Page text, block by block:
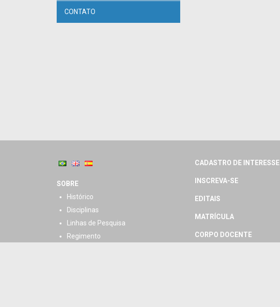
CONTATO
SOBRE
Histórico
Disciplinas
Linhas de Pesquisa
Regimento
CADASTRO DE INTERESSE
INSCREVA-SE
EDITAIS
MATRÍCULA
CORPO DOCENTE